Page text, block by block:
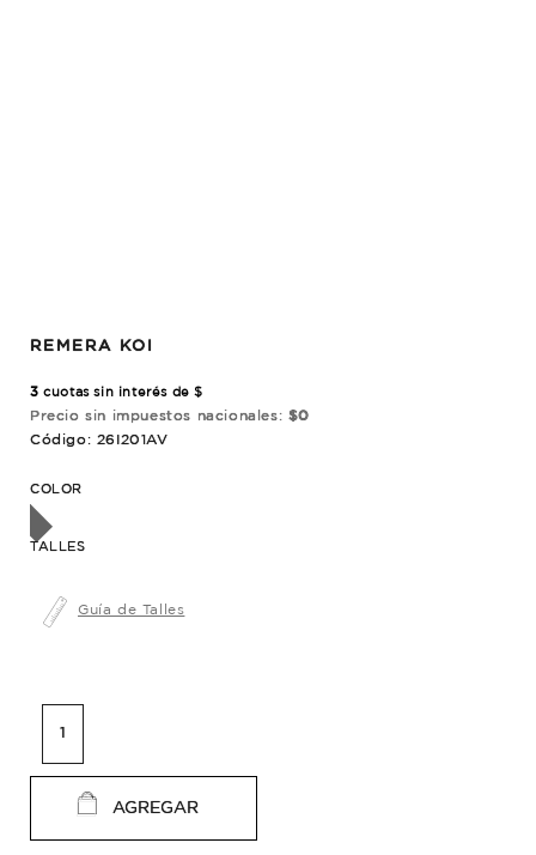
REMERA KOI
3 cuotas sin interés de $
Precio sin impuestos nacionales: $0
Código: 26I201AV
COLOR
TALLES
Guía de Talles
AGREGAR